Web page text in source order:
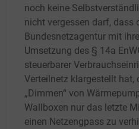
noch keine
nicht vergessen darf, dass
Bundesnetzagentur mit
Umsetzung des § 14a
steuerbarer
Verteilnetz klargestellt hat,
„Dimmen“ von
Wallboxen nur das letzte
einen Netzengpass zu